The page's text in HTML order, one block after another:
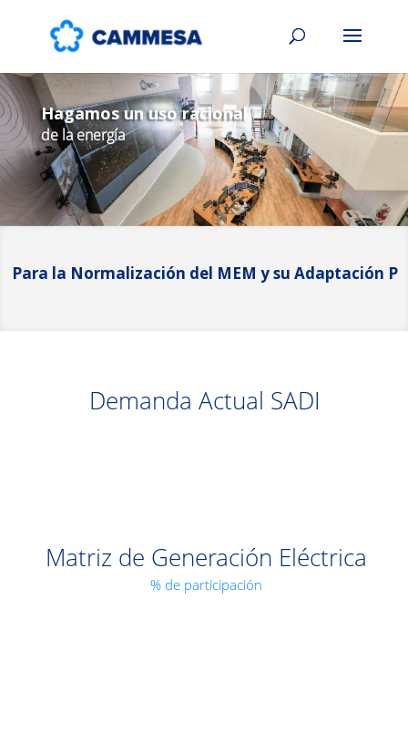
Hagamos un uso racional
de la energía
la Normalización del MEM y su Adaptación
Demanda Actual SADI
Matriz de Generación Eléctrica
% de participación